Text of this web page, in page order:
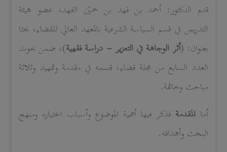
قدم الدكتور: أحمد بن فهد بن حميّن الفهد، عضو هيئة
التدريس في قسم السياسة الشرعية بالمعهد العالي للقضاء، بحثا
بعنوان: (أثر الوجاهة في التعزير - دراسة فقهية)، ضمن بحوث
العدد السابع من مجلة قضاء، قسمه في مقدمة وتمهيد وثلاثة
مباحثوخاتمة.
أماالمقدمة فذكر فيها أهمية الموضوع وأسباب اختياره ومنهج
البحث وأهدافه.